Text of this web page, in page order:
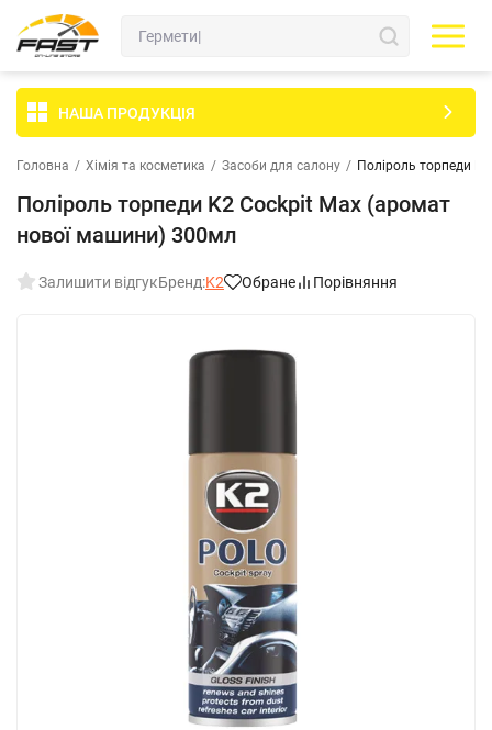
НАША ПРОДУКЦІЯ
Головна / Хімія та косметика / Засоби для салону / Поліроль торпеди
Поліроль торпеди K2 Cockpit Max (аромат
нової машини) 300мл
Залишити відгукБренд:K2 Обране Порівняння